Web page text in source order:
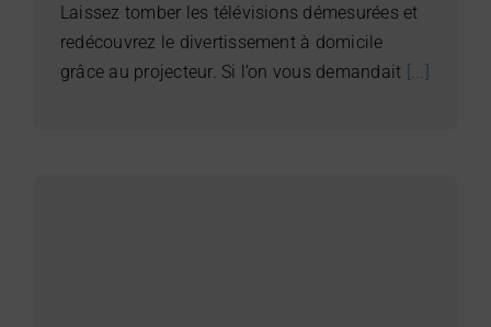
Laissez tomber les télévisions démesurées et
redécouvrez le divertissement à domicile
grâce au projecteur. Si l’on vous demandait [...]